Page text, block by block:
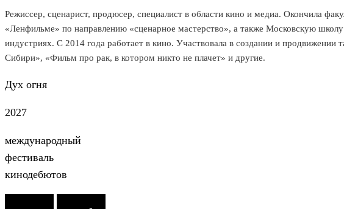
Режиссер, сценарист, продюсер, специалист в области кино и медиа. Окончила
«Ленфильме» по направлению «сценарное мастерство», а также Московскую
индустриях. С 2014 года работает в кино. Участвовала в создании и
Сибири», «Фильм про рак, в котором никто не плачет» и другие.
Дух огня
2027
международный
фестиваль
кинодебютов